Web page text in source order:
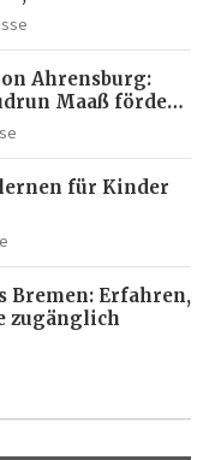
Brasil |
für Bildung
Ahrensburg:
Maaß fördert
Frauen
für Kinder
Bremen: Erfahren,
zugänglich